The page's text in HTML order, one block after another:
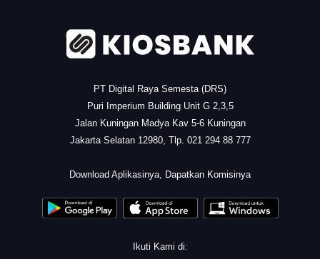
PT Digital Raya Semesta (DRS)
Puri Imperium Building Unit G 2,3,5
Jalan Kuningan Madya Kav 5-6 Kuningan
Jakarta Selatan 12980, Tlp. 021 294 88 777
Download Aplikasinya, Dapatkan Komisinya
Ikuti Kami di: